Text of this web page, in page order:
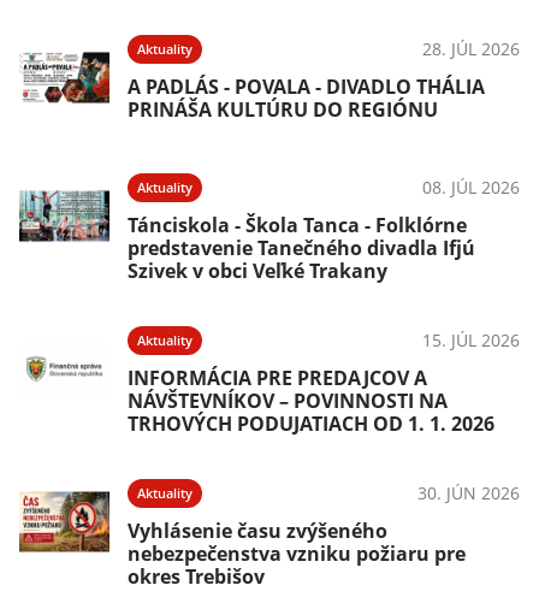
Aktuality 28. JÚL 2026
A PADLÁS - POVALA - DIVADLO THÁLIA
PRINÁŠA KULTÚRU DO REGIÓNU
Aktuality 08. JÚL 2026
Tánciskola - Škola Tanca - Folklórne
predstavenie Tanečného divadla Ifjú
Szivek v obci Veľké Trakany
Aktuality 15. JÚL 2026
INFORMÁCIA PRE PREDAJCOV A
NÁVŠTEVNÍKOV – POVINNOSTI NA
TRHOVÝCH PODUJATIACH OD 1. 1. 2026
Aktuality 30. JÚN 2026
Vyhlásenie času zvýšeného
nebezpečenstva vzniku požiaru pre
okres Trebišov